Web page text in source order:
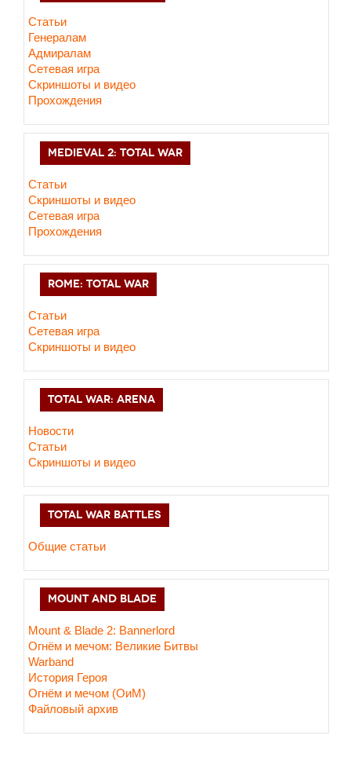
Статьи
Генералам
Адмиралам
Сетевая игра
Скриншоты и видео
Прохождения
MEDIEVAL 2: TOTAL WAR
Статьи
Скриншоты и видео
Сетевая игра
Прохождения
ROME: TOTAL WAR
Статьи
Сетевая игра
Скриншоты и видео
TOTAL WAR: ARENA
Новости
Статьи
Скриншоты и видео
TOTAL WAR BATTLES
Общие статьи
MOUNT AND BLADE
Mount & Blade 2: Bannerlord
Огнём и мечом: Великие Битвы
Warband
История Героя
Огнём и мечом (ОиМ)
Файловый архив